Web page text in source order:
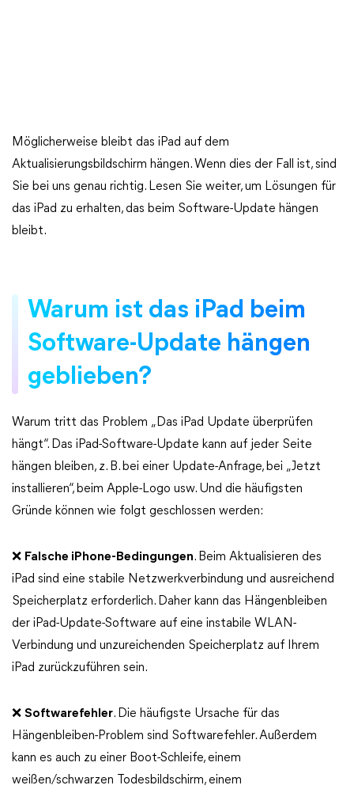
Möglicherweise bleibt das iPad auf dem
Aktualisierungsbildschirm hängen. Wenn dies der Fall ist, sind
Sie bei uns genau richtig. Lesen Sie weiter, um Lösungen für
das iPad zu erhalten, das beim Software-Update hängen
bleibt.
Warum ist das iPad beim
Software-Update hängen
geblieben?
Warum tritt das Problem „Das iPad Update überprüfen
hängt“. Das iPad-Software-Update kann auf jeder Seite
hängen bleiben, z. B. bei einer Update-Anfrage, bei „Jetzt
installieren“, beim Apple-Logo usw. Und die häufigsten
Gründe können wie folgt geschlossen werden:
❌ Falsche iPhone-Bedingungen. Beim Aktualisieren des
iPad sind eine stabile Netzwerkverbindung und ausreichend
Speicherplatz erforderlich. Daher kann das Hängenbleiben
der iPad-Update-Software auf eine instabile WLAN-
Verbindung und unzureichenden Speicherplatz auf Ihrem
iPad zurückzuführen sein.
❌ Softwarefehler. Die häufigste Ursache für das
Hängenbleiben-Problem sind Softwarefehler. Außerdem
kann es auch zu einer Boot-Schleife, einem
weißen/schwarzen Todesbildschirm, einem